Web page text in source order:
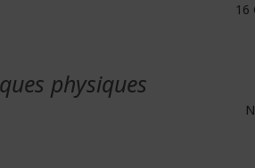
16
physiques